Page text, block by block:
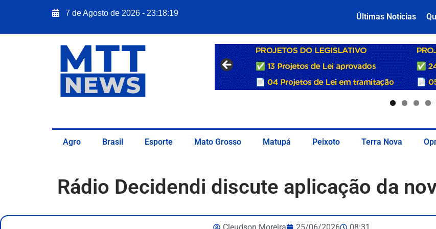
7 de Agosto de 2026 - 23:18:20 Últimas Notícias
Agro Brasil Esporte Mato Grosso Matupá Peixoto Terra Nova
Rádio Decidendi discute aplicação da
Cleudson Moreira 25/06/2026 08:31